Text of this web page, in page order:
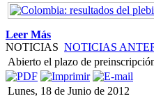
Leer Más
NOTICIAS NOTICIAS
Abierto el plazo de
Lunes, 18 de Junio de 2012